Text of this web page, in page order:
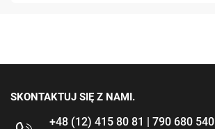
SKONTAKTUJ SIĘ Z NAMI.
+48 (12) 415 80 81 | 790 680 540